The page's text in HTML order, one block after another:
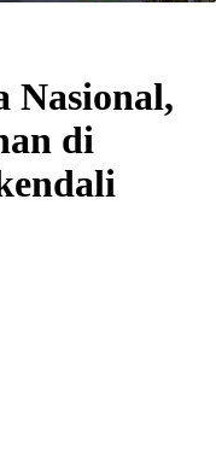
Nasional,
di